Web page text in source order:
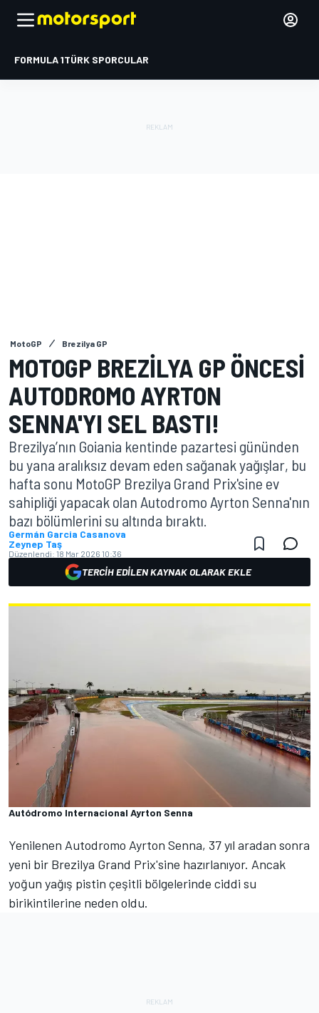
FORMULA 1TÜRK SPORCULAR
MotoGP Brezilya GP
MOTOGP BREZILYA GP ÖNCESI
AUTODROMO AYRTON
SENNA'YI SEL BASTI!
Brezilya’nın Goiania kentinde pazartesi gününden
bu yana aralıksız devam eden sağanak yağışlar, bu
hafta sonu MotoGP Brezilya Grand Prix'sine ev
sahipliği yapacak olan Autodromo Ayrton Senna'nın
bazı bölümlerini su altında bıraktı.
Germán Garcia Casanova
Zeynep Taş
Düzenlendi: 18 Mar 2026 10:36
TERCIH EDILEN KAYNAK OLARAK EKLE
Autódromo Internacional Ayrton Senna
Yenilenen Autodromo Ayrton Senna, 37 yıl aradan sonra
yeni bir Brezilya Grand Prix'sine hazırlanıyor. Ancak
yoğun yağış pistin çeşitli bölgelerinde ciddi su
birikintilerine neden oldu.